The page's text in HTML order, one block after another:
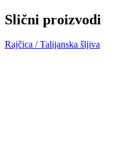
Slični proizvodi
Rajčica / Talijanska šljiva